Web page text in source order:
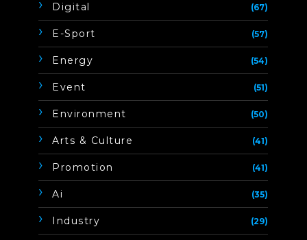
Digital (67)
E-Sport (57)
Energy (54)
Event (51)
Environment (50)
Arts & Culture (41)
Promotion (41)
Ai (35)
Industry (29)